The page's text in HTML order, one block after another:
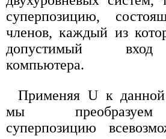
суперпозицию,
членов, каждый из
допустимый вход
компьютера.
Применяя U к данной
мы
суперпозицию